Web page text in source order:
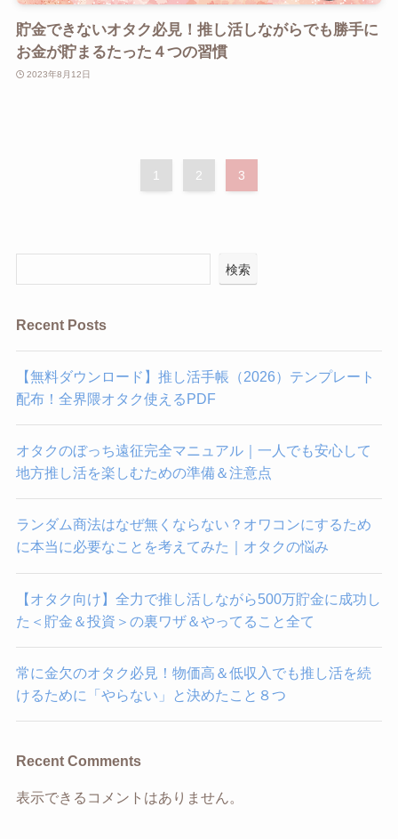
貯金できないオタク必見！推し活しながらでも勝手に
お金が貯まるたった４つの習慣
2023年8月12日
1 2 3
検索
Recent Posts
【無料ダウンロード】推し活手帳（2026）テンプレート
配布！全界隈オタク使えるPDF
オタクのぼっち遠征完全マニュアル｜一人でも安心して
地方推し活を楽しむための準備＆注意点
ランダム商法はなぜ無くならない？オワコンにするため
に本当に必要なことを考えてみた｜オタクの悩み
【オタク向け】全力で推し活しながら500万貯金に成功し
た＜貯金＆投資＞の裏ワザ＆やってること全て
常に金欠のオタク必見！物価高＆低収入でも推し活を続
けるために「やらない」と決めたこと８つ
Recent Comments
表示できるコメントはありません。